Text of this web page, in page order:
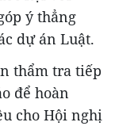
ý thẳng
dự án Luật.
thẩm tra tiếp
để hoàn
cho Hội nghị